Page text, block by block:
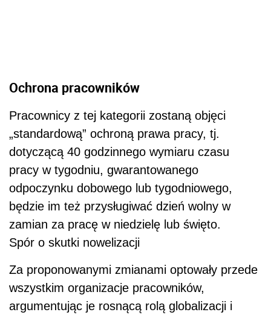
Ochrona pracowników
Pracownicy z tej kategorii zostaną objęci
„standardową” ochroną prawa pracy, tj.
dotyczącą 40 godzinnego wymiaru czasu
pracy w tygodniu, gwarantowanego
odpoczynku dobowego lub tygodniowego,
będzie im też przysługiwać dzień wolny w
zamian za pracę w niedzielę lub święto.
Spór o skutki nowelizacji
Za proponowanymi zmianami optowały przede
wszystkim organizacje pracowników,
argumentując je rosnącą rolą globalizacji i